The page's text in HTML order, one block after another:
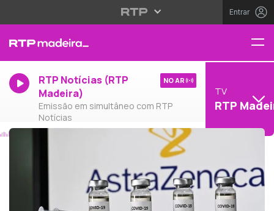
Entrar
RTP Notícias (RTP
Madeira)
Emissão em simultâneo com RTP
Notícias
NO AR
TV
RTP